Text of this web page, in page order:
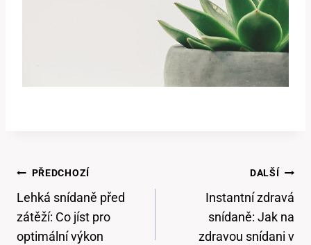
Navigace
Pro
Příspěvek
PŘEDCHOZÍ
Lehká snídaně před
zátěží: Co jíst pro
optimální výkon
DALŠÍ
Instantní zdravá
snídaně: Jak na
zdravou snídani v